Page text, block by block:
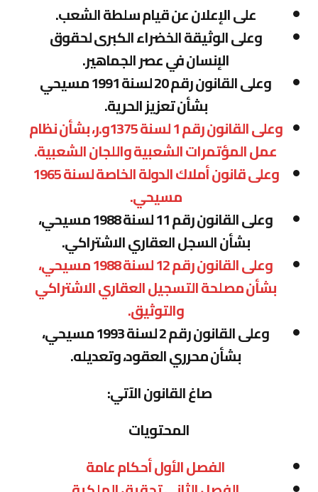
على الإعلان عن قيام سلطة الشعب.
وعلى الوثيقة الخضراء الكبرى لحقوق
الإنسان في عصر الجماهير.
وعلى القانون رقم 20 لسنة 1991 مسيحي
بشأن تعزيز الحرية.
وعلى القانون رقم 1 لسنة 1375و.ر، بشأن نظام
عمل المؤتمرات الشعبية واللجان الشعبية.
وعلى قانون أملاك الدولة الخاصة لسنة 1965
مسيحي.
وعلى القانون رقم 11 لسنة 1988 مسيحي،
بشأن السجل العقاري الاشتراكي.
وعلى القانون رقم 12 لسنة 1988 مسيحي،
بشأن مصلحة التسجيل العقاري الاشتراكي
والتوثيق.
وعلى القانون رقم 2 لسنة 1993 مسيحي،
بشأن محرري العقود، وتعديله.
صاغ القانون الآتي:
المحتويات
الفصل الأول أحكام عامة